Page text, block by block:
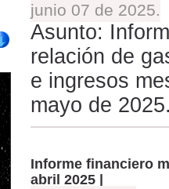
junio 07 de 2025.
Asunto:
relación de
e ingresos
mayo de
Informe financiero
abril 2025 |